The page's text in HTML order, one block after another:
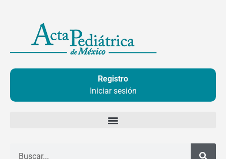
contenido
Registro
Iniciar sesión